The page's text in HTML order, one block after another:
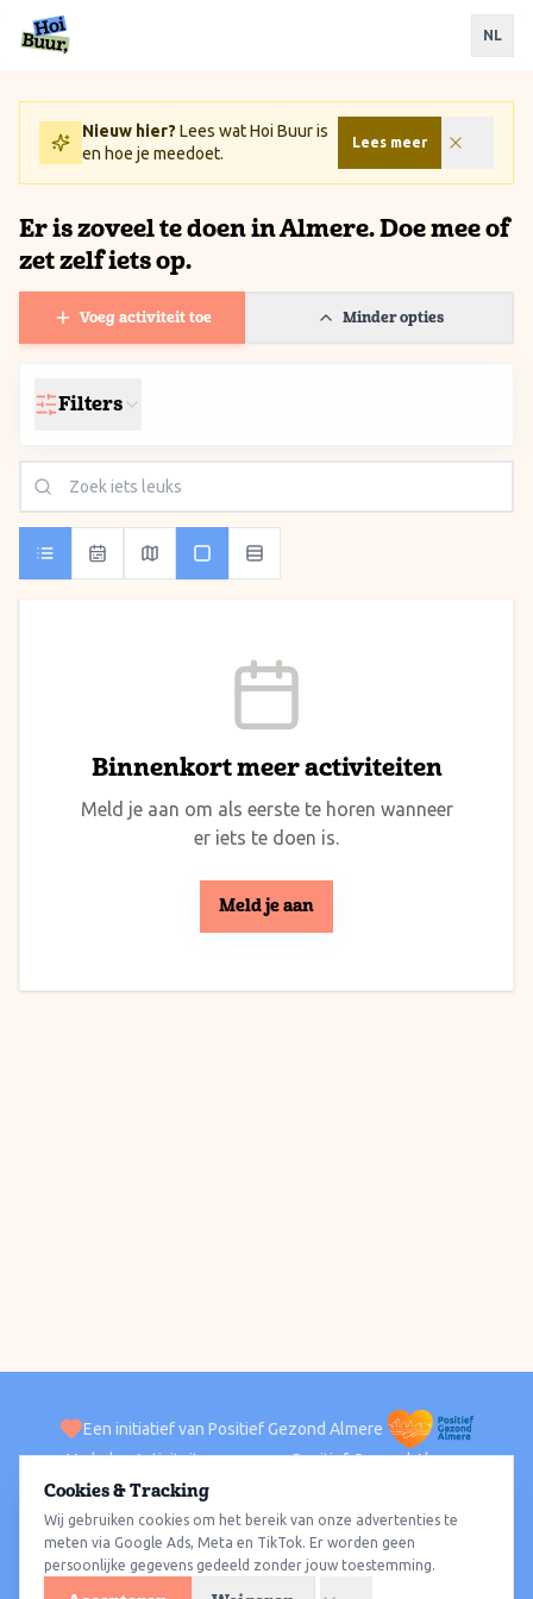
Ga naar inhoud / Skip to content
NL
Nieuw hier? Lees wat Hoi Buur is
en hoe je meedoet.
Lees meer
Er is zoveel te doen in Almere. Doe mee of
zet zelf iets op.
Voeg activiteit toe Minder opties
Filters
Binnenkort meer activiteiten
Meld je aan om als eerste te horen wanneer
er iets te doen is.
Meld je aan
Een initiatief van Positief Gezond Almere
VerhalenActiviteiten Positief Gezond Almere
ACTIVITEITEN PER WIJK
Alle wijkenAlmere HavenAlmere StadAlmere BuitenAlmere Poort
Almere HoutAlmere OosterwoldWat te doen
Cookies & Tracking
Wij gebruiken cookies om het bereik van onze advertenties te
meten via Google Ads, Meta en TikTok. Er worden geen
persoonlijke gegevens gedeeld zonder jouw toestemming.